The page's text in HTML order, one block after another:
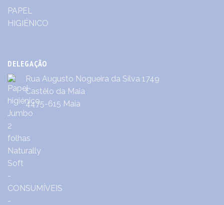
DELEGAÇÃO
Rua Augusto Nogueira da Silva 1749
Castêlo da Maia
4475-615 Maia